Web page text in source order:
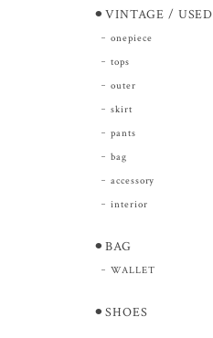
⚫︎VINTAGE / USED
onepiece
tops
outer
skirt
pants
bag
accessory
interior
⚫︎BAG
WALLET
⚫︎SHOES